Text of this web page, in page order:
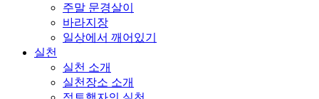
주말 문경살이
바라지장
일상에서 깨어있기
실천
실천 소개
실천장소 소개